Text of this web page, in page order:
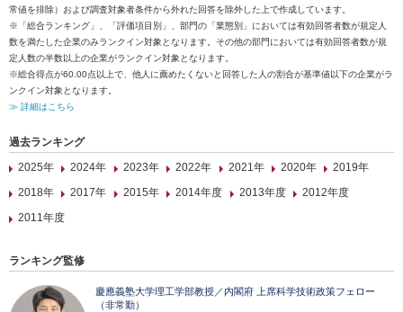
常値を排除）および調査対象者条件から外れた回答を除外した上で作成しています。
※「総合ランキング」、「評価項目別」、部門の「業態別」においては有効回答者数が規定人
数を満たした企業のみランクイン対象となります。その他の部門においては有効回答者数が規
定人数の半数以上の企業がランクイン対象となります。
※総合得点が60.00点以上で、他人に薦めたくないと回答した人の割合が基準値以下の企業がラ
ンクイン対象となります。
≫ 詳細はこちら
過去ランキング
2025年
2024年 2023年 2022年 2021年 2020年
2019年
2018年
2017年 2015年 2014年度 2013年度
2012年度
2011年度
ランキング監修
慶應義塾大学理工学部教授／内閣府 上席科学技術政策フェロー
（非常勤）